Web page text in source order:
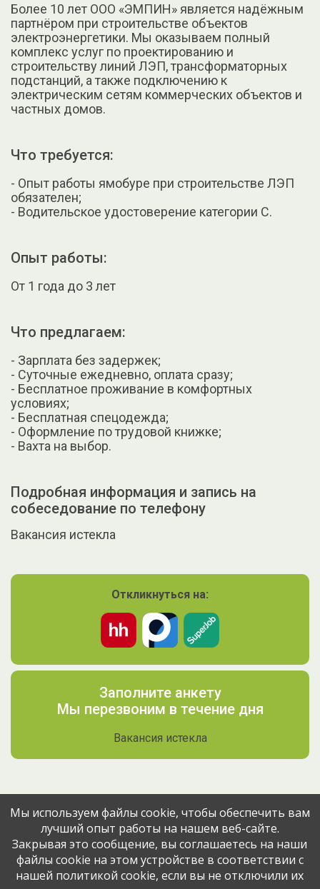
Более 10 лет ООО «ЭМПИН» является надёжным
партнёром при строительстве объектов
электроэнергетики. Мы оказываем полный
комплекс услуг по проектированию и
строительству линий ЛЭП, трансформаторных
подстанций, а также подключению к
электрическим сетям коммерческих объектов и
частных домов.
Что требуется:
- Опыт работы ямобуре при строительстве ЛЭП
обязателен;
- Водительское удостоверение категории С.
Опыт работы:
От 1 года до 3 лет
Что предлагаем:
- Зарплата без задержек;
- Суточные ежедневно, оплата сразу;
- Бесплатное проживание в комфортных
условиях;
- Бесплатная спецодежда;
- Оформление по трудовой книжке;
- Вахта на выбор.
Подробная информация и запись на
собеседование по телефону
Вакансия истекла
Откликнуться на:
Заполните анкету
Мы перезвоним в течение дня
Вакансия истекла
Поделитесь вакансией с друзьями
Эта вакансия размещена3 месяца назадчерез сервис
Мы используем файлы cookie, чтобы обеспечить вам
лучший опыт работы на нашем веб-сайте.
Закрывая это сообщение, вы соглашаетесь на наши
файлы cookie на этом устройстве в соответствии с
нашей политикой cookie, если вы не отключили их